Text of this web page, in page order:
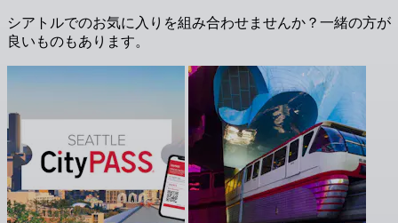
シアトルでのお気に入りを組み合わせませんか？一緒の方が
良いものもあります。